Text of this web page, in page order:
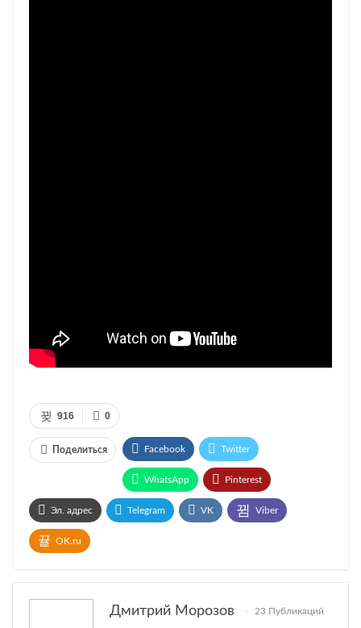
0
916
Поделиться Facebook Twitter
WhatsApp Pinterest
Эл. адрес Telegram VK Viber
OK.ru
Дмитрий Морозов 23 Публикаций